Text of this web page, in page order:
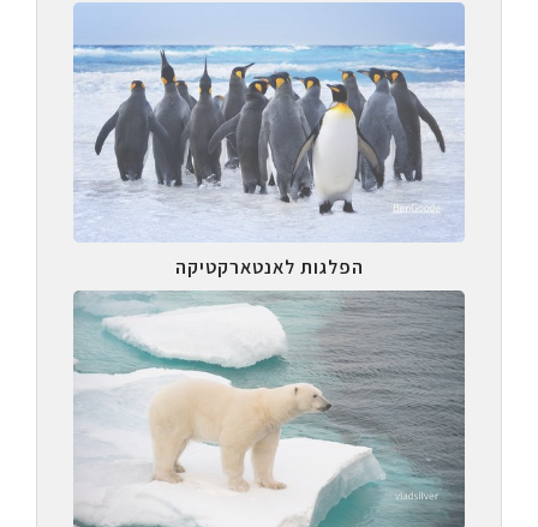
הפלגות לאנטארקטיקה